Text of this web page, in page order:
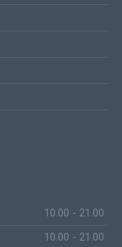
10.00 - 21.00
10.00 - 21.00